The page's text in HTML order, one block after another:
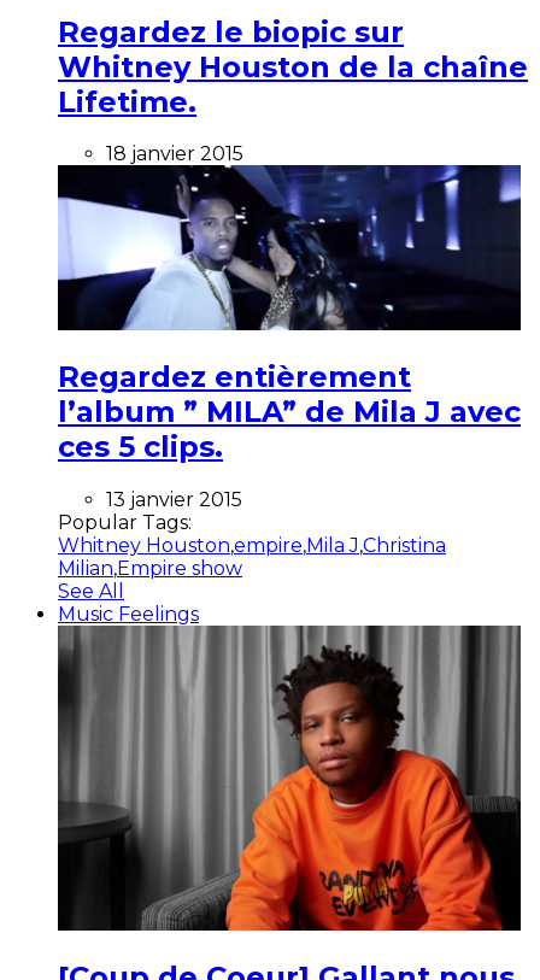
Regardez le biopic sur
Whitney Houston de la chaîne
Lifetime.
18 janvier 2015
Regardez entièrement
l’album ” MILA” de Mila J avec
ces 5 clips.
13 janvier 2015
Popular Tags:
Whitney Houston,empire,Mila J,Christina
Milian,Empire show
See All
Music Feelings